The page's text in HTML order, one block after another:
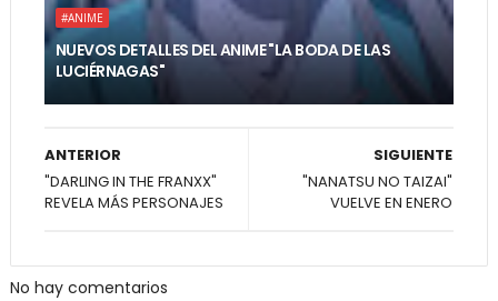
#ANIME
NUEVOS DETALLES DEL ANIME "LA BODA DE LAS
LUCIÉRNAGAS"
SIGUIENTE
"NANATSU NO TAIZAI"
VUELVE EN ENERO
ANTERIOR
"DARLING IN THE FRANXX"
REVELA MÁS PERSONAJES
No hay comentarios